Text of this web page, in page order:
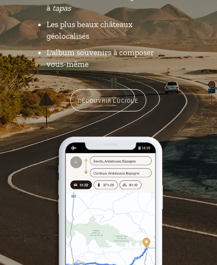
àtapas
Les plus beaux châteaux
géolocalisés
L'album souvenirs à composer
vous-même
DÉCOUVRIR LUCIOLE